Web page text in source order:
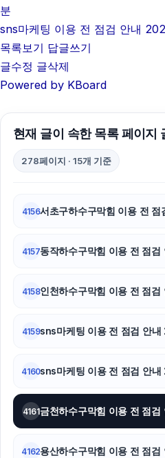
분
sns마케팅 이용 전 점검 안내
목록보기 답글쓰기
글수정 글삭제
Powered by KBoard
현재 글이 속한 목록 페이지
278페이지 · 15개 기준
4156서초구하수구막힘 이용 전
4157동작하수구막힘 이용 전 점
4158인천하수구막힘 이용 전 점
4159sns마케팅 이용 전 점검 안
4160sns마케팅 이용 전 점검 안
4161
4162용산하수구막힘 이용 전 점